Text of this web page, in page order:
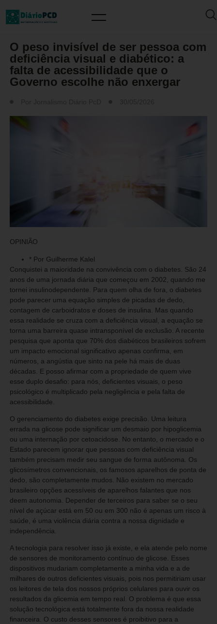
O peso invisível de ser pessoa com
deficiência visual e diabético: a
falta de acessibilidade que o
Governo escolhe não enxergar
OPINIÃO
* Por Guilherme Kalel
Conquistei a maioridade na convivência com o diabetes. São 24
anos de uma jornada diária que começou em 2002, quando me
tornei insulinodependente. Para quem olha de fora, o diabetes
pode parecer uma equação simples de picadas de dedo,
contagem de carboidratos e doses de insulina. Mas quando
essa realidade se cruza com a deficiência visual, a equação se
torna uma barreira quase intransponível de exclusão. A recente
pesquisa que aponta que 70% dos diabéticos brasileiros sofrem
um impacto emocional significativo apenas confirma, em
números, a angústia que sinto na pele há mais de duas
décadas. E posso afirmar com a propriedade de quem vive
esse duplo desafio: para nós, deficientes visuais, o peso
psicológico é multiplicado pela negligência e pela falta de
acessibilidade.
O gerenciamento do diabetes exige precisão. Uma leitura
errada na glicose pode significar um desmaio por hipoglicemia
ou uma internação por cetoacidose. No entanto, o mercado e o
Estado parecem ignorar que pessoas com deficiência visual
também precisam medir seu sangue de forma autônoma. Os
glicosímetros convencionais, os famosos aparelhos de ponta de
dedo, são completamente mudos. Não existem no mercado
brasileiro opções acessíveis de aparelhos falantes que nos
deem autonomia. Depender de terceiros para saber se o seu
nível de açúcar está em 50 ou em 300 não é apenas um risco à
saúde, é uma violência diária contra a nossa dignidade e
independência.
A tecnologia para resolver isso já existe, e ela atende pelo nome
de sensores de monitoramento contínuo de glicose. Esses
dispositivos mudariam completamente a minha vida e a de
milhares de outros deficientes visuais, pois nos permitiriam usar
os leitores de tela dos nossos próprios celulares para ouvir os
resultados da glicemia em tempo real. O problema é que essa
solução tecnológica está totalmente fora da nossa realidade
financeira. O custo desses sensores é proibitivo para a